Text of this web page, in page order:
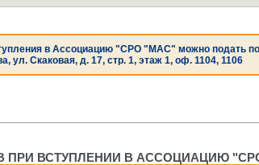
в Ассоциацию "СРО "МАС" можно подать по
ул. Скаковая, д. 17, стр. 1, этаж 1, оф. 1104, 1106
ПРИ ВСТУПЛЕНИИ В АССОЦИАЦИЮ